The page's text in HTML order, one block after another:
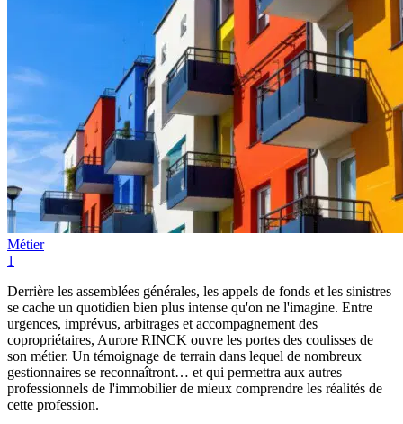
Métier
1
Derrière les assemblées générales, les appels de fonds et les sinistres
se cache un quotidien bien plus intense qu'on ne l'imagine. Entre
urgences, imprévus, arbitrages et accompagnement des
copropriétaires, Aurore RINCK ouvre les portes des coulisses de
son métier. Un témoignage de terrain dans lequel de nombreux
gestionnaires se reconnaîtront… et qui permettra aux autres
professionnels de l'immobilier de mieux comprendre les réalités de
cette profession.